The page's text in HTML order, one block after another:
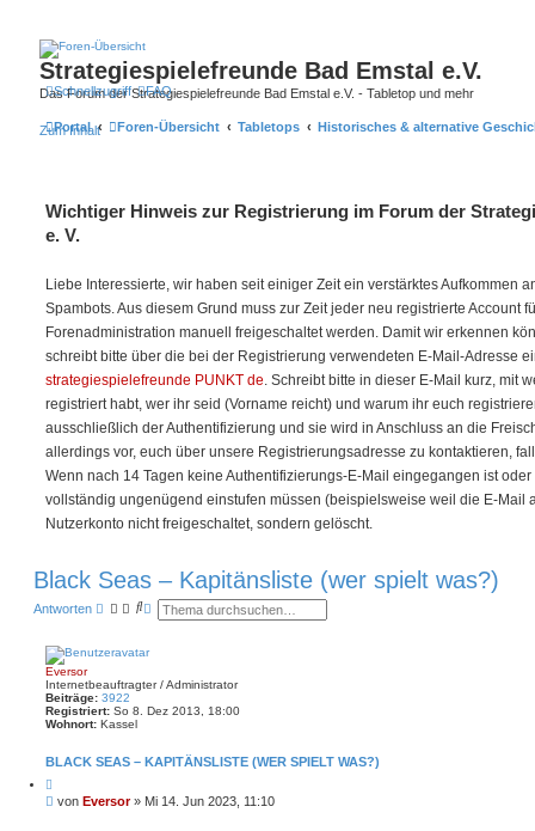
Strategiespielefreunde Bad Emstal e.V.
Das Forum der Strategiespielefreunde Bad Emstal e.V. - Tabletop und mehr
Zum Inhalt
Schnellzugriff FAQ
Portal Foren-Übersicht Tabletops Historisches & alternative
Wichtiger Hinweis zur Registrierung im Forum der
e. V.
Liebe Interessierte, wir haben seit einiger Zeit ein verstärktes Aufkommen
Spambots. Aus diesem Grund muss zur Zeit jeder neu registrierte Account
Forenadministration manuell freigeschaltet werden. Damit wir erkennen
schreibt bitte über die bei der Registrierung verwendeten E-Mail-Adresse
strategiespielefreunde PUNKT de. Schreibt bitte in dieser E-Mail kurz, mit
registriert habt, wer ihr seid (Vorname reicht) und warum ihr euch
ausschließlich der Authentifizierung und sie wird in Anschluss an die
allerdings vor, euch über unsere Registrierungsadresse zu kontaktieren,
Wenn nach 14 Tagen keine Authentifizierungs-E-Mail eingegangen ist
vollständig ungenügend einstufen müssen (beispielsweise weil die E-Mail
Nutzerkonto nicht freigeschaltet, sondern gelöscht.
Black Seas – Kapitänsliste (wer spielt was?)
Antworten
S
h
E
e
r
t
u
e
Eversor
Internetbeauftragter / Administrator
Beiträge: 3922
Registriert: So 8. Dez 2013, 18:00
Wohnort: Kassel
BLACK SEAS – KAPITÄNSLISTE (WER SPIELT WAS?)
i
t
Bvon Eversor» Mi 14. Jun 2023, 11:10